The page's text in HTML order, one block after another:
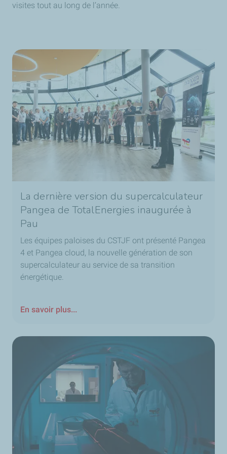
visites tout au long de l’année.
La dernière version du supercalculateur
Pangea de TotalEnergies inaugurée à
Pau
Les équipes paloises du CSTJF ont présenté Pangea
4 et Pangea cloud, la nouvelle génération de son
supercalculateur au service de sa transition
énergétique.
En savoir plus...